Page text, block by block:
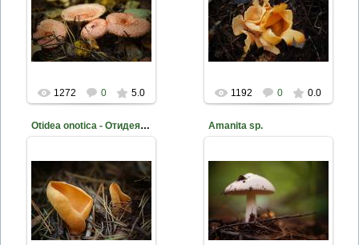
2014-11-01
Фото Д. Жуков
mite
1272 0 5.0
2014-11-01
Фото Д. Жуков
mite
1192 0 0.0
Otidea onotica - Отидея ослиная
2014-11-01
Фото Д. Жуков
mite
Amanita sp.
2014-09-26
Фото Д. Жуков
mite